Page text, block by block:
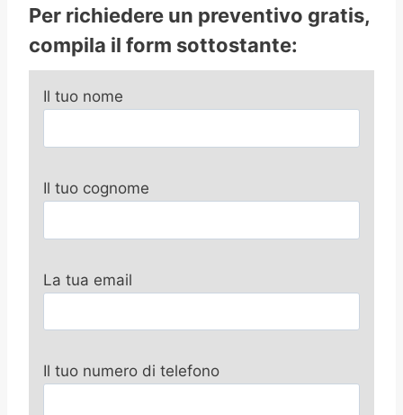
Per richiedere un preventivo gratis,
compila il form sottostante:
Il tuo nome
Il tuo cognome
La tua email
Il tuo numero di telefono